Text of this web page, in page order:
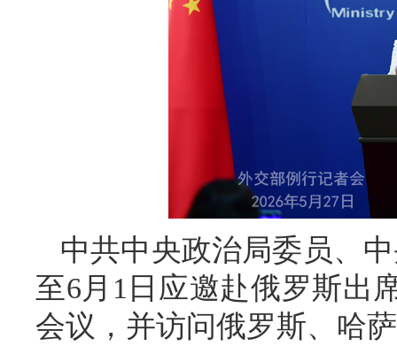
中共中央政治局委员、
至6月1日应邀赴俄罗斯出
会议，并访问俄罗斯、哈